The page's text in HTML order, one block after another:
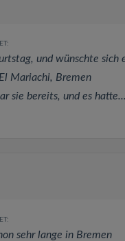
und wünschte sich
Mariachi, Bremen
sie bereits, und es hatte...
sehr lange in Bremen